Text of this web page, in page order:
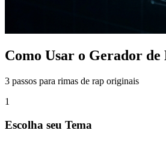
Como Usar o Gerador de
3 passos para rimas de rap originais
1
Escolha seu Tema